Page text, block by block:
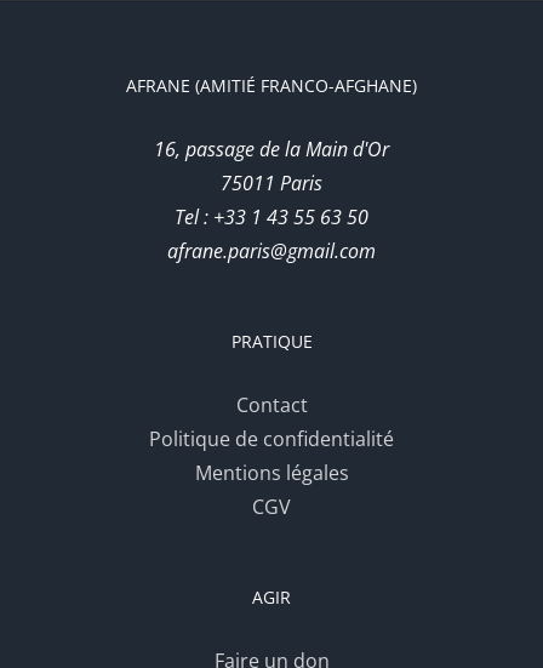
AFRANE (AMITIÉ FRANCO-AFGHANE)
16, passage de la Main d'Or
75011 Paris
Tel : +33 1 43 55 63 50
afrane.paris@gmail.com
PRATIQUE
Contact
Politique de confidentialité
Mentions légales
CGV
AGIR
Faire un don